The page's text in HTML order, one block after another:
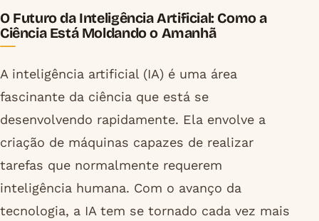
O Futuro da Inteligência Artificial: Como a
Ciência Está Moldando o Amanhã
A inteligência artificial (IA) é uma área
fascinante da ciência que está se
desenvolvendo rapidamente. Ela envolve a
criação de máquinas capazes de realizar
tarefas que normalmente requerem
inteligência humana. Com o avanço da
tecnologia, a IA tem se tornado cada vez mais